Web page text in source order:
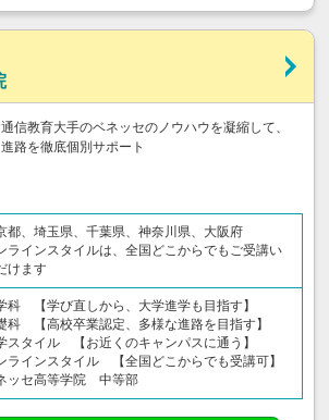
通信教育大手のベネッセのノウハウを凝縮して、
進路を徹底個別サポート
都、埼玉県、千葉県、神奈川県、大阪府
ラインスタイルは、全国どこからでもご受講い
けます
科 【学び直しから、大学進学も目指す】
科 【高校卒業認定、多様な進路を目指す】
スタイル 【お近くのキャンパスに通う】
ラインスタイル 【全国どこからでも受講可】
ッセ高等学院 中等部